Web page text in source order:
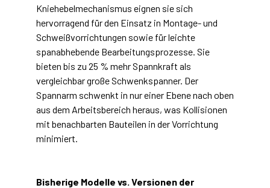
Kniehebelmechanismus eignen sie sich
hervorragend für den Einsatz in Montage- und
Schweißvorrichtungen sowie für leichte
spanabhebende Bearbeitungsprozesse. Sie
bieten bis zu 25 % mehr Spannkraft als
vergleichbar große Schwenkspanner. Der
Spannarm schwenkt in nur einer Ebene nach oben
aus dem Arbeitsbereich heraus, was Kollisionen
mit benachbarten Bauteilen in der Vorrichtung
minimiert.
Bisherige Modelle vs. Versionen der